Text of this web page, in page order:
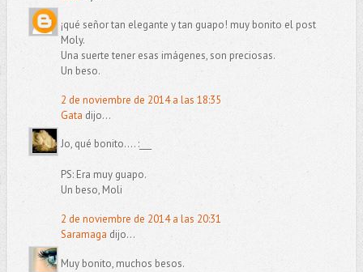
¡qué señor tan elegante y tan guapo! muy bonito el post
Moly.
Una suerte tener esas imágenes, son preciosas.
Un beso.
2 de noviembre de 2014 a las 18:35
Gata dijo...
Jo, qué bonito.... :___
PS: Era muy guapo.
Un beso, Moli
2 de noviembre de 2014 a las 20:31
Saramaga dijo...
Muy bonito, muchos besos.